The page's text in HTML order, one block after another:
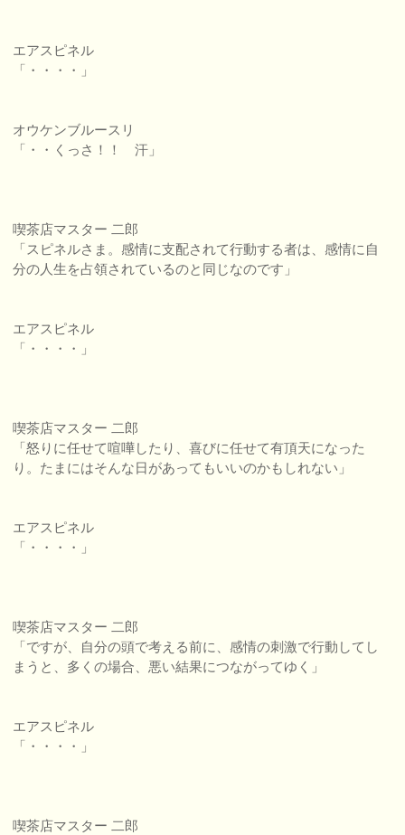
エアスピネル
「・・・・」
オウケンブルースリ
「・・くっさ！！ 汗」
喫茶店マスター 二郎
「スピネルさま。感情に支配されて行動する者は、感情に自
分の人生を占領されているのと同じなのです」
エアスピネル
「・・・・」
喫茶店マスター 二郎
「怒りに任せて喧嘩したり、喜びに任せて有頂天になった
り。たまにはそんな日があってもいいのかもしれない」
エアスピネル
「・・・・」
喫茶店マスター 二郎
「ですが、自分の頭で考える前に、感情の刺激で行動してし
まうと、多くの場合、悪い結果につながってゆく」
エアスピネル
「・・・・」
喫茶店マスター 二郎